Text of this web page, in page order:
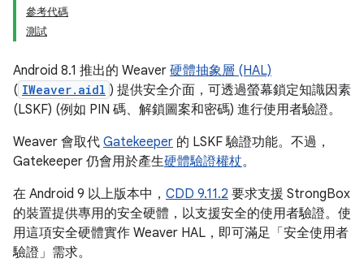
參考代碼
測試
Android 8.1 推出的 Weaver 硬體抽象層 (HAL)
( IWeaver.aidl ) 提供安全介面，可透過螢幕鎖定知識因素
(LSKF) (例如 PIN 碼、解鎖圖案和密碼) 進行使用者驗證。
Weaver 會取代 Gatekeeper 的 LSKF 驗證功能。不過，
Gatekeeper 仍會用於產生硬體驗證權杖。
在 Android 9 以上版本中， CDD 9.11.2 要求支援 StrongBox
的裝置提供專用的安全硬體，以支援安全的使用者驗證。使
用這項安全硬體實作 Weaver HAL，即可滿足「安全使用者
驗證」需求。